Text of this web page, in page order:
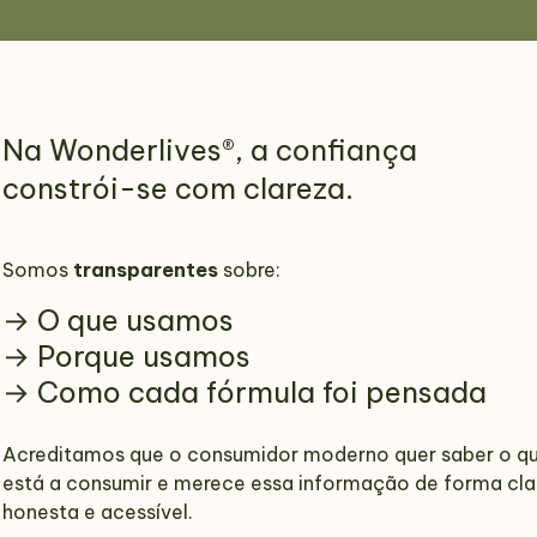
Na Wonderlives®, a confiança
constrói-se com clareza.
Somos transparentes sobre:
→ O que usamos
→ Porque usamos
→ Como cada fórmula foi pensada
Acreditamos que o consumidor moderno quer saber o
está a consumir e merece essa informação de forma
honesta e acessível.